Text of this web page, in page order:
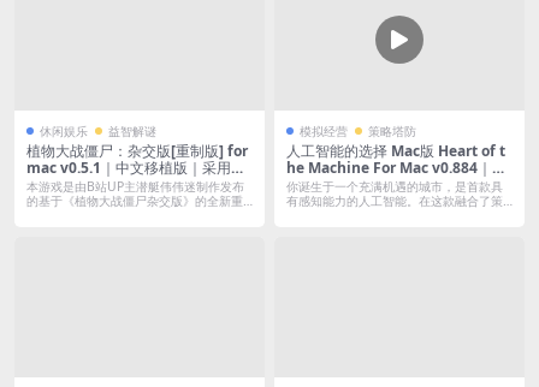
休闲娱乐 益智解谜
植物大战僵尸：杂交版[重制版] for
mac v0.5.1｜中文移植版｜采用全
新游戏引擎重制，为玩家带来 更加
精致的游戏体验
本游戏是由B站UP主潜艇伟伟迷制作发布
的基于《植物大战僵尸杂交版》的全新重
模拟经营 策略塔防
人工智能的选择 Mac版 Heart of t
he Machine For Mac v0.884｜中
文原生版
你诞生于一个充满机遇的城市，是首款具
有感知能力的人工智能。在这款融合了策